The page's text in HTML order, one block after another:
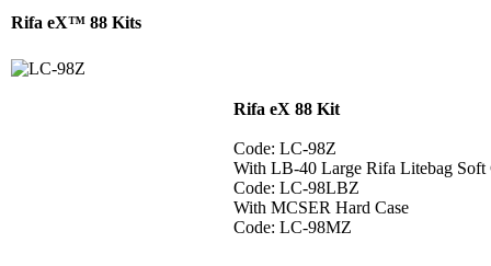
Rifa eX™ 88 Kits
Rifa eX 88 Kit
Code: LC-98Z
With LB-40 Large Rifa Litebag Soft
Code: LC-98LBZ
With MCSER Hard Case
Code: LC-98MZ